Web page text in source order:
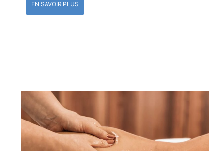
EN SAVOIR PLUS